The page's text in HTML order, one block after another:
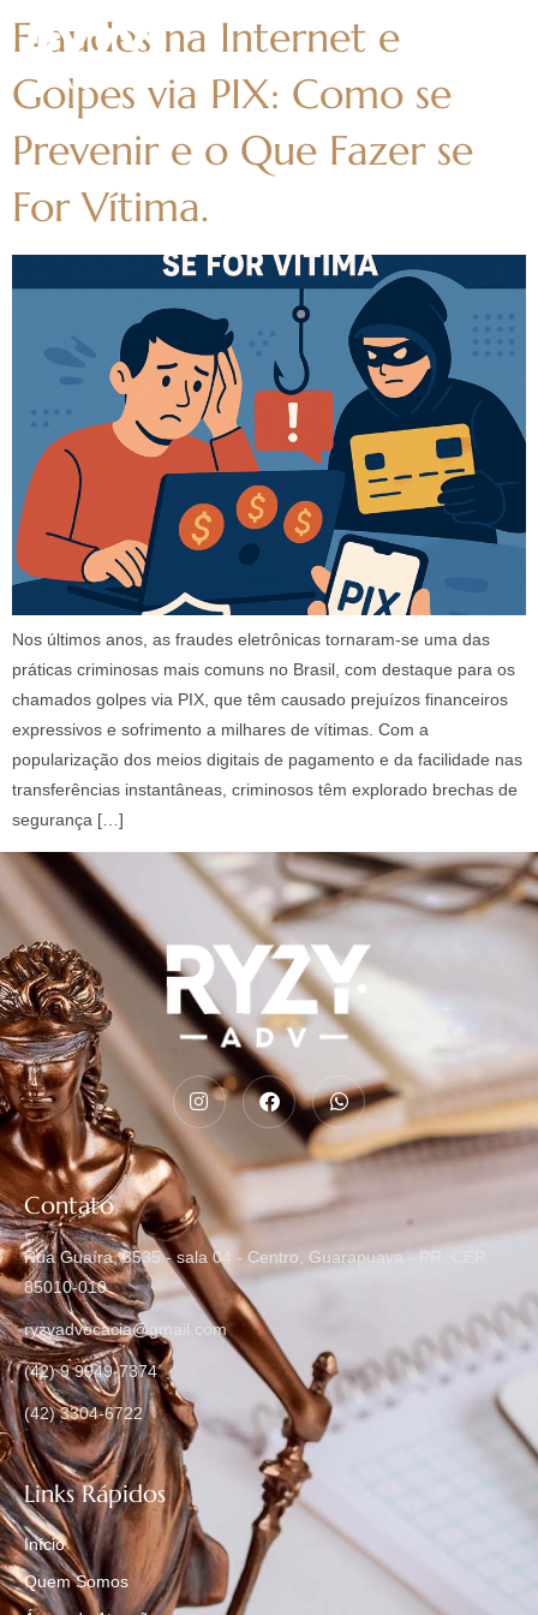
Fraudes na Internet e
Golpes via PIX: Como se
Prevenir e o Que Fazer se
For Vítima.
Nos últimos anos, as fraudes eletrônicas tornaram-se uma das
práticas criminosas mais comuns no Brasil, com destaque para os
chamados golpes via PIX, que têm causado prejuízos financeiros
expressivos e sofrimento a milhares de vítimas. Com a
popularização dos meios digitais de pagamento e da facilidade nas
transferências instantâneas, criminosos têm explorado brechas de
segurança […]
Contato
Rua Guaíra, 3535 - sala 04 - Centro, Guarapuava - PR, CEP
85010-010
ryzyadvocacia@gmail.com
(42) 9 9949-7374
(42) 3304-6722
Links Rápidos
Início
Quem Somos